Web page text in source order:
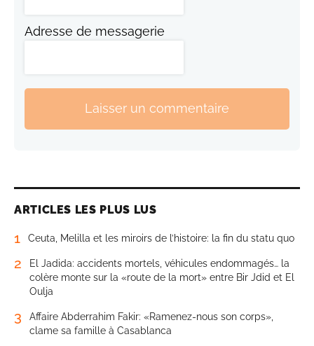
Adresse de messagerie
Laisser un commentaire
ARTICLES LES PLUS LUS
1 Ceuta, Melilla et les miroirs de l’histoire: la fin du statu quo
2
El Jadida: accidents mortels, véhicules endommagés… la
colère monte sur la «route de la mort» entre Bir Jdid et El
Oulja
3
Affaire Abderrahim Fakir: «Ramenez-nous son corps»,
clame sa famille à Casablanca